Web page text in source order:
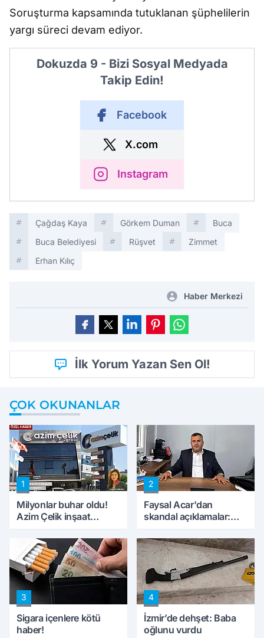
Soruşturma kapsamında tutuklanan şüphelilerin
yargı süreci devam ediyor.
Dokuzda 9 - Bizi Sosyal Medyada
Takip Edin!
Facebook
X.com
Instagram
Çağdaş Kaya Görkem Duman
Buca
Buca Belediyesi
Rüşvet
Zimmet
Erhan Kılıç
Haber Merkezi
İlk Yorum Yazan Sen Ol!
ÇOK OKUNANLAR
1
Milyonlar buhar oldu!
Azim Çelik inşaat
konuştu
2
Faysal Acar'dan
skandal açıklamalar:
peynircilerimizi de
kıskaca aldı, müdahale
ettik'
3
Sigara içenlere kötü
haber!
4
İzmir’de dehşet: Baba
oğlunu vurdu